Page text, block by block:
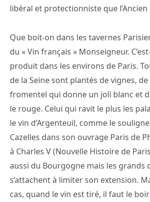
libéral et protectionniste que l’Ancien
Que boit-on dans les tavernes
du « Vin français » Monseigneur.
produit dans les environs de Paris.
de la Seine sont plantés de vignes,
fromentel qui donne un joli blanc et
le rouge. Celui qui ravit le plus les
le vin d’Argenteuil, comme le
Cazelles dans son ouvrage Paris de
à Charles V (Nouvelle Histoire de
aussi du Bourgogne mais les grands
s’attachent à limiter son extension.
cas, quand le vin est tiré, il faut le